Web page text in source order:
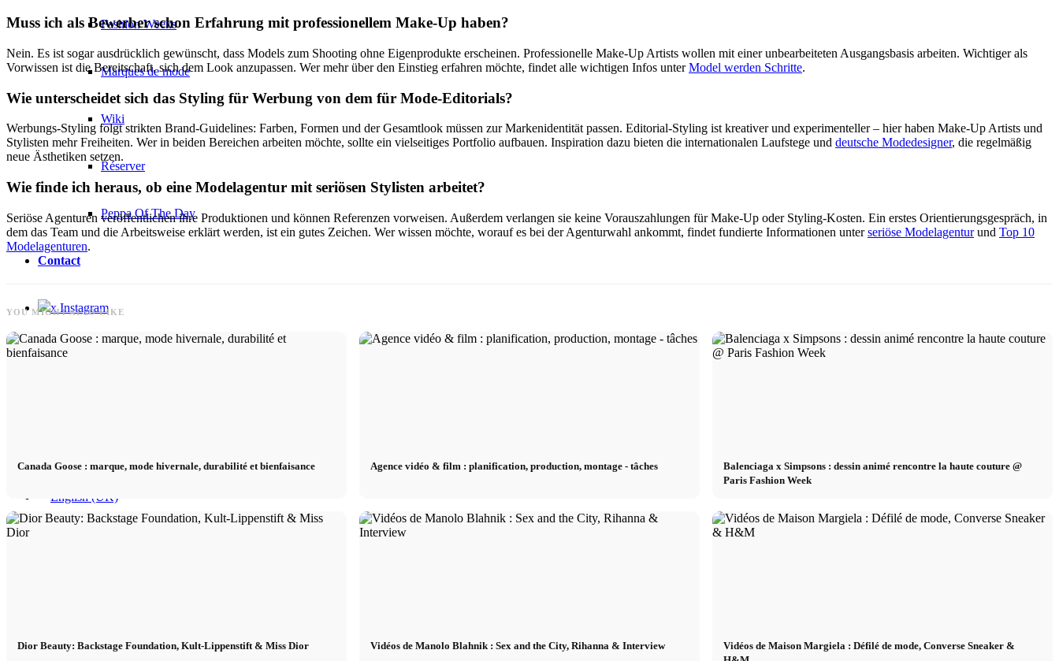
Fashion Weeks
Marques de mode
Wiki
Réserver
Peppa Of The Day
Contact
x Instagram
x TikTok
Muss ich als Bewerber schon Erfahrung mit professionellem Make-Up haben?
Nein. Es ist sogar ausdrücklich gewünscht, dass Models zum Shooting ohne Eigenprodukte erscheinen. Professionelle Make-Up Artists wollen mit einer unbearbeiteten Ausgangsbasis arbeiten. Wichtiger als
Vorwissen ist die Bereitschaft, sich dem Look anzupassen. Wer mehr über den Einstieg erfahren möchte, findet alle wichtigen Infos unterModel werden Schritte.
Wie unterscheidet sich das Styling für Werbung von dem für Mode-Editorials?
Werbungs-Styling folgt strikten Brand-Guidelines: Farben, Formen und der Gesamtlook müssen zur Markenidentität passen. Editorial-Styling ist kreativer und experimenteller – hier haben Make-Up Artists und
Stylisten mehr Freiheiten. Wer in beiden Bereichen arbeiten möchte, sollte ein vielseitiges Portfolio aufbauen. Inspiration dazu bieten die internationalen Laufstege und deutsche Modedesigner, die regelmäßig
neue Ästhetiken setzen.
Wie finde ich heraus, ob eine Modelagentur mit seriösen Stylisten arbeitet?
Seriöse Agenturen veröffentlichen ihre Produktionen und können Referenzen vorweisen. Außerdem verlangen sie keine Vorauszahlungen für Make-Up oder Styling-Kosten. Ein erstes Orientierungsgespräch, in
dem das Team und die Arbeitsweise erklärt werden, ist ein gutes Zeichen. Wer wissen möchte, worauf es bei der Agenturwahl ankommt, findet fundierte Informationen unterseriöse Modelagenturund Top 10
Modelagenturen.
YOU MIGHT ALSO LIKE
Canada Goose : marque, mode hivernale, durabilité et bienfaisance Agence vidéo & film : planification, production, montage - tâches
Balenciaga x Simpsons : dessin animé rencontre la haute couture @
Paris Fashion Week
Dior Beauty: Backstage Foundation, Kult-Lippenstift & Miss Dior Vidéos de Manolo Blahnik : Sex and the City, Rihanna & Interview
Vidéos de Maison Margiela : Défilé de mode, Converse Sneaker &